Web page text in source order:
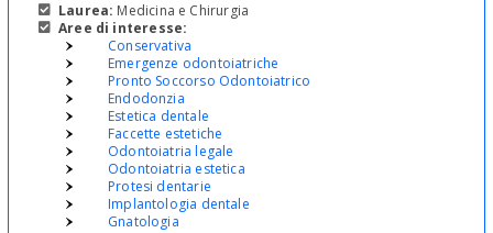
Laurea: Medicina e Chirurgia
Aree di interesse:
Conservativa
Emergenze odontoiatriche
Pronto Soccorso Odontoiatrico
Endodonzia
Estetica dentale
Faccette estetiche
Odontoiatria legale
Odontoiatria estetica
Protesi dentarie
Implantologia dentale
Gnatologia